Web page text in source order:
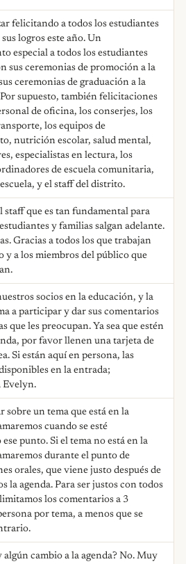
felicitando a todos los estudiantes
logros este año. Un
especial a todos los estudiantes
sus ceremonias de promoción a la
ceremonias de graduación a la
supuesto, también felicitaciones
de oficina, los conserjes, los
los equipos de
nutrición escolar, salud mental,
especialistas en lectura, los
de escuela comunitaria,
y el staff del distrito.
staff que es tan fundamental para
y familias salgan adelante.
Gracias a todos los que trabajan
y a los miembros del público que
socios en la educación, y la
a participar y dar sus comentarios
que les preocupan. Ya sea que estén
por favor llenen una tarjeta de
Si están aquí en persona, las
en la entrada;
Evelyn.
sobre un tema que está en la
cuando se esté
punto. Si el tema no está en la
durante el punto de
orales, que viene justo después de
la agenda. Para ser justos con todos
los comentarios a 3
por tema, a menos que se
algún cambio a la agenda? No. Muy